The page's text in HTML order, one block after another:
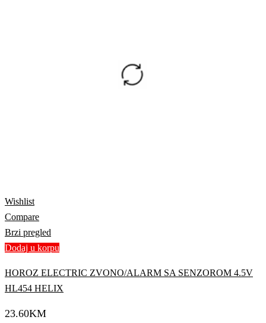
Wishlist
Compare
Brzi pregled
Dodaj u korpu
HOROZ ELECTRIC ZVONO/ALARM SA SENZOROM 4.5V
HL454 HELIX
23.60KM